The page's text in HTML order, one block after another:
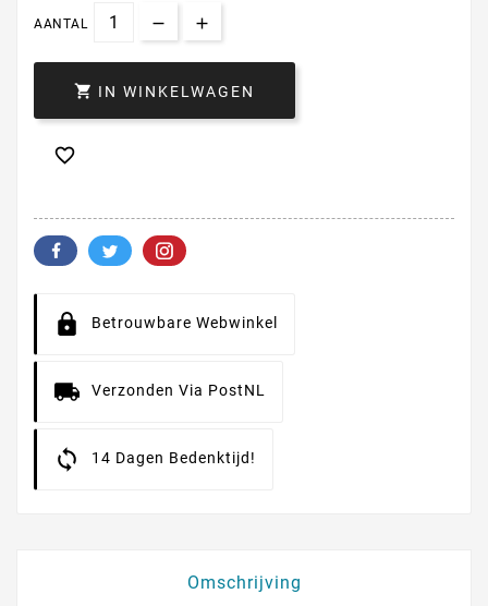
AANTAL
 IN WINKELWAGEN

Betrouwbare Webwinkel
Verzonden Via PostNL
14 Dagen Bedenktijd!
Omschrijving